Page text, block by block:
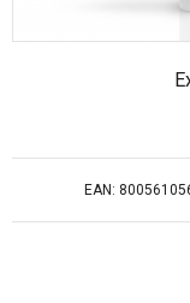
EAN: